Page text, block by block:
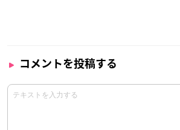
コメントを投稿する